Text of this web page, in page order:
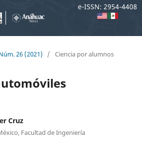
26 (2021) / Ciencia por alumnos
Cruz
Facultad de Ingeniería
e-ISSN: 2954-4408